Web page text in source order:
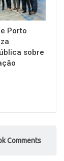
Porto
sobre
Comments